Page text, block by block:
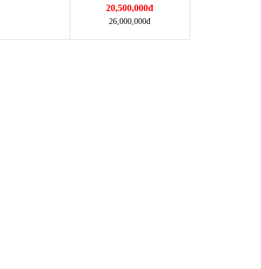
https://dienmayminhan.com/may-
20,500,000đ
26,000,000đ